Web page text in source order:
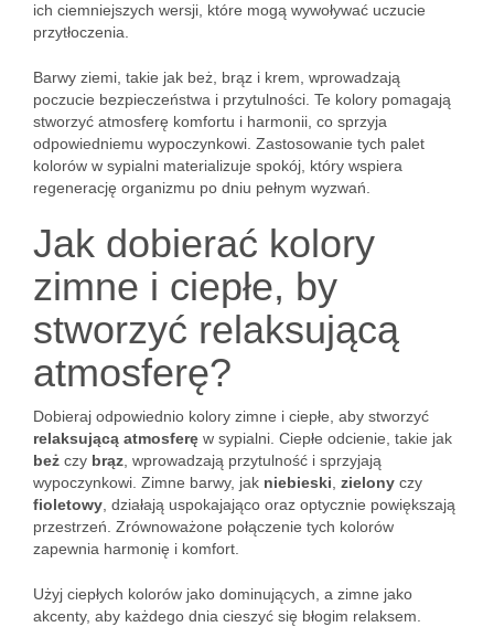
ich ciemniejszych wersji, które mogą wywoływać uczucie
przytłoczenia.
Barwy ziemi, takie jak beż, brąz i krem, wprowadzają
poczucie bezpieczeństwa i przytulności. Te kolory pomagają
stworzyć atmosferę komfortu i harmonii, co sprzyja
odpowiedniemu wypoczynkowi. Zastosowanie tych palet
kolorów w sypialni materializuje spokój, który wspiera
regenerację organizmu po dniu pełnym wyzwań.
Jak dobierać kolory
zimne i ciepłe, by
stworzyć relaksującą
atmosferę?
Dobieraj odpowiednio kolory zimne i ciepłe, aby stworzyć
relaksującą atmosferę w sypialni. Ciepłe odcienie, takie jak
beż czy brąz , wprowadzają przytulność i sprzyjają
wypoczynkowi. Zimne barwy, jak niebieski zielony czy
fioletowy , działają uspokajająco oraz optycznie powiększają
przestrzeń. Zrównoważone połączenie tych kolorów
zapewnia harmonię i komfort.
Użyj ciepłych kolorów jako dominujących, a zimne jako
akcenty, aby każdego dnia cieszyć się błogim relaksem.